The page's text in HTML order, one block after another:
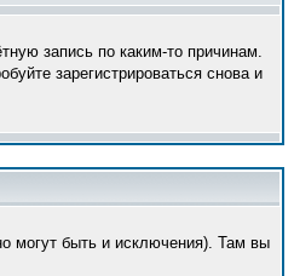
запись по каким-то причинам.
зарегистрироваться снова и
могут быть и исключения). Там вы